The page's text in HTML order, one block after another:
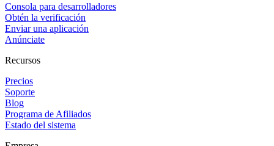
Consola para desarrolladores
Obtén la verificación
Enviar una aplicación
Anúnciate
Recursos
Precios
Soporte
Blog
Programa de Afiliados
Estado del sistema